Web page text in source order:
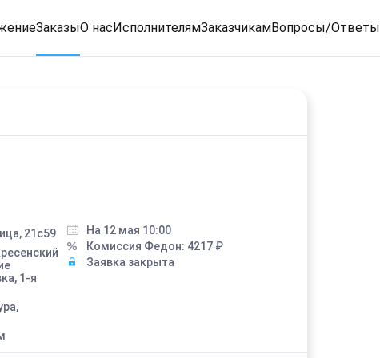
ЗаказыО насИсполнителямЗаказчикамВопросы/Ответы
21с59
1-я
На 12 мая 10:00
Комиссия Федон: 4217 ₽
Заявка закрыта